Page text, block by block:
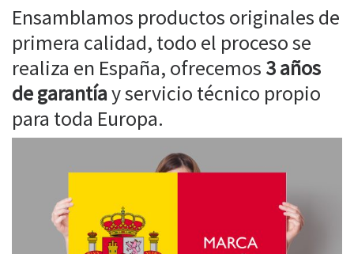
Ensamblamos productos originales de
primera calidad, todo el proceso se
realiza en España, ofrecemos 3 años
de garantíay servicio técnico propio
para toda Europa.